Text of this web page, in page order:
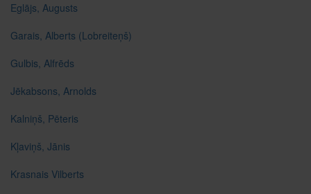
Eglājs, Augusts
Garais, Alberts (Lobreiteņš)
Gulbis, Alfrēds
Jēkabsons, Arnolds
Kalniņš, Pēteris
Kļaviņš, Jānis
Krasnais Vilberts